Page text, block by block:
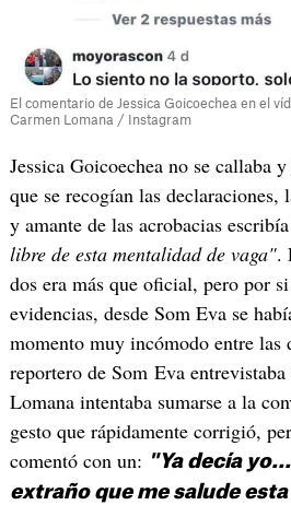
El comentario de Jessica Goicoechea en el
Carmen Lomana / Instagram
Jessica Goicoechea no se callaba
que se recogían las declaraciones,
y amante de las acrobacias
libre de esta mentalidad de vaga".
dos era más que oficial, pero por
evidencias, desde Som Eva se
momento muy incómodo entre las
reportero de Som Eva
Lomana intentaba sumarse a la
gesto que rápidamente corrigió,
comentó con un: "Ya decía
extraño que me salude